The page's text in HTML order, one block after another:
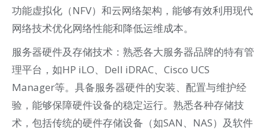
功能虚拟化（NFV）和云网络架构，能够有效利用现代
网络技术优化网络性能和降低运维成本。
服务器硬件及存储技术：熟悉各大服务器品牌的特有管
理平台，如HP iLO、Dell iDRAC、Cisco UCS
Manager等。具备服务器硬件的安装、配置与维护经
验，能够保障硬件设备的稳定运行。熟悉各种存储技
术，包括传统的硬件存储设备（如SAN、NAS）及软件